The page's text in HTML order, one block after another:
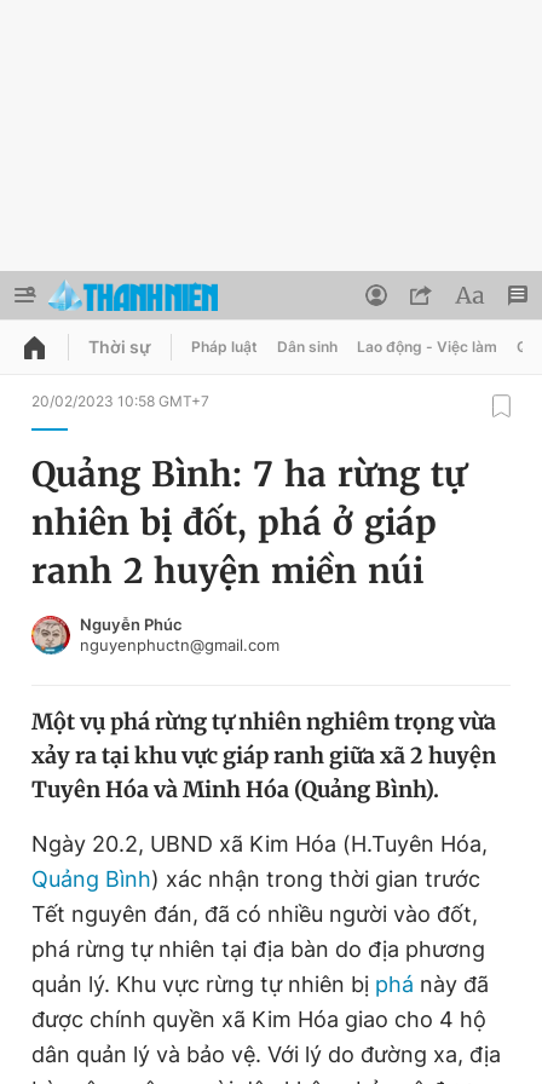
QUẢNG CÁO
Chuyên mục
Chuyên mục khác
Chào ngày mới
Video Magazine
Sản phẩm khác
Tiện ích Bạn cần biết
Thông tin tòa soạn Liên hệ quảng cáo
Đổi mật khẩu
Tin đã lưu
Đăng xuất
Thời sự Pháp luật Dân sinh Lao động - Việc làm
20/02/2023 10:58 GMT+7
Quảng Bình: 7 ha rừng tự
nhiên bị đốt, phá ở giáp
ranh 2 huyện miền núi
Nguyễn Phúc
nguyenphuctn@gmail.com
Một vụ phá rừng tự nhiên nghiêm trọng vừa
xảy ra tại khu vực giáp ranh giữa xã 2 huyện
Tuyên Hóa và Minh Hóa (Quảng Bình).
Ngày 20.2, UBND xã Kim Hóa (H.Tuyên Hóa,
Quảng Bình) xác nhận trong thời gian trước
Tết nguyên đán, đã có nhiều người vào đốt,
phá rừng tự nhiên tại địa bàn do địa phương
quản lý. Khu vực rừng tự nhiên bị phá này đã
được chính quyền xã Kim Hóa giao cho 4 hộ
dân quản lý và bảo vệ. Với lý do đường xa, địa